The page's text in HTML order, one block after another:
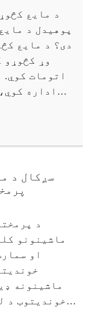
د مایع
پوهیدل د
دی؟ د مایع
وړ کڅوړو
اتومات کوي.
اداره
سږکال د
د
ماشینونو
او
ماشینونه
خوندیتوب د